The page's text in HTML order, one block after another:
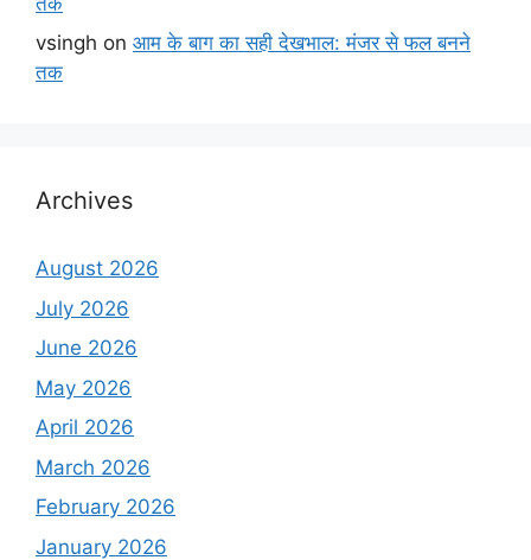
vsingh on आम के बाग का सही देखभाल: मंजर से फल बनने
तक
Archives
August 2026
July 2026
June 2026
May 2026
April 2026
March 2026
February 2026
January 2026